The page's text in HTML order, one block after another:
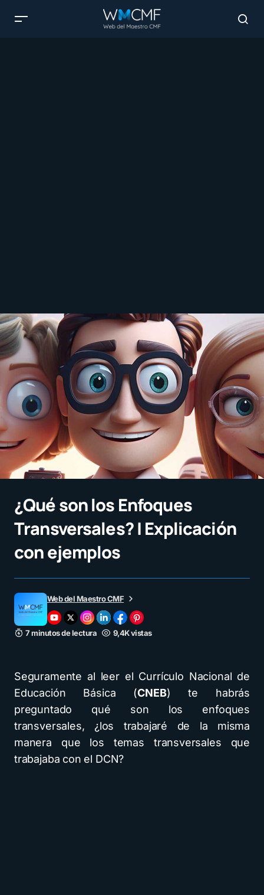
¿Qué son los Enfoques
Transversales? | Explicación
con ejemplos
Web del Maestro CMF
7 minutos de lectura 9,4K vistas
Seguramente al leer el Currículo Nacional de
Educación Básica (CNEB) te habrás
preguntado qué son los enfoques
transversales, ¿los trabajaré de la misma
manera que los temas transversales que
trabajaba con el DCN?